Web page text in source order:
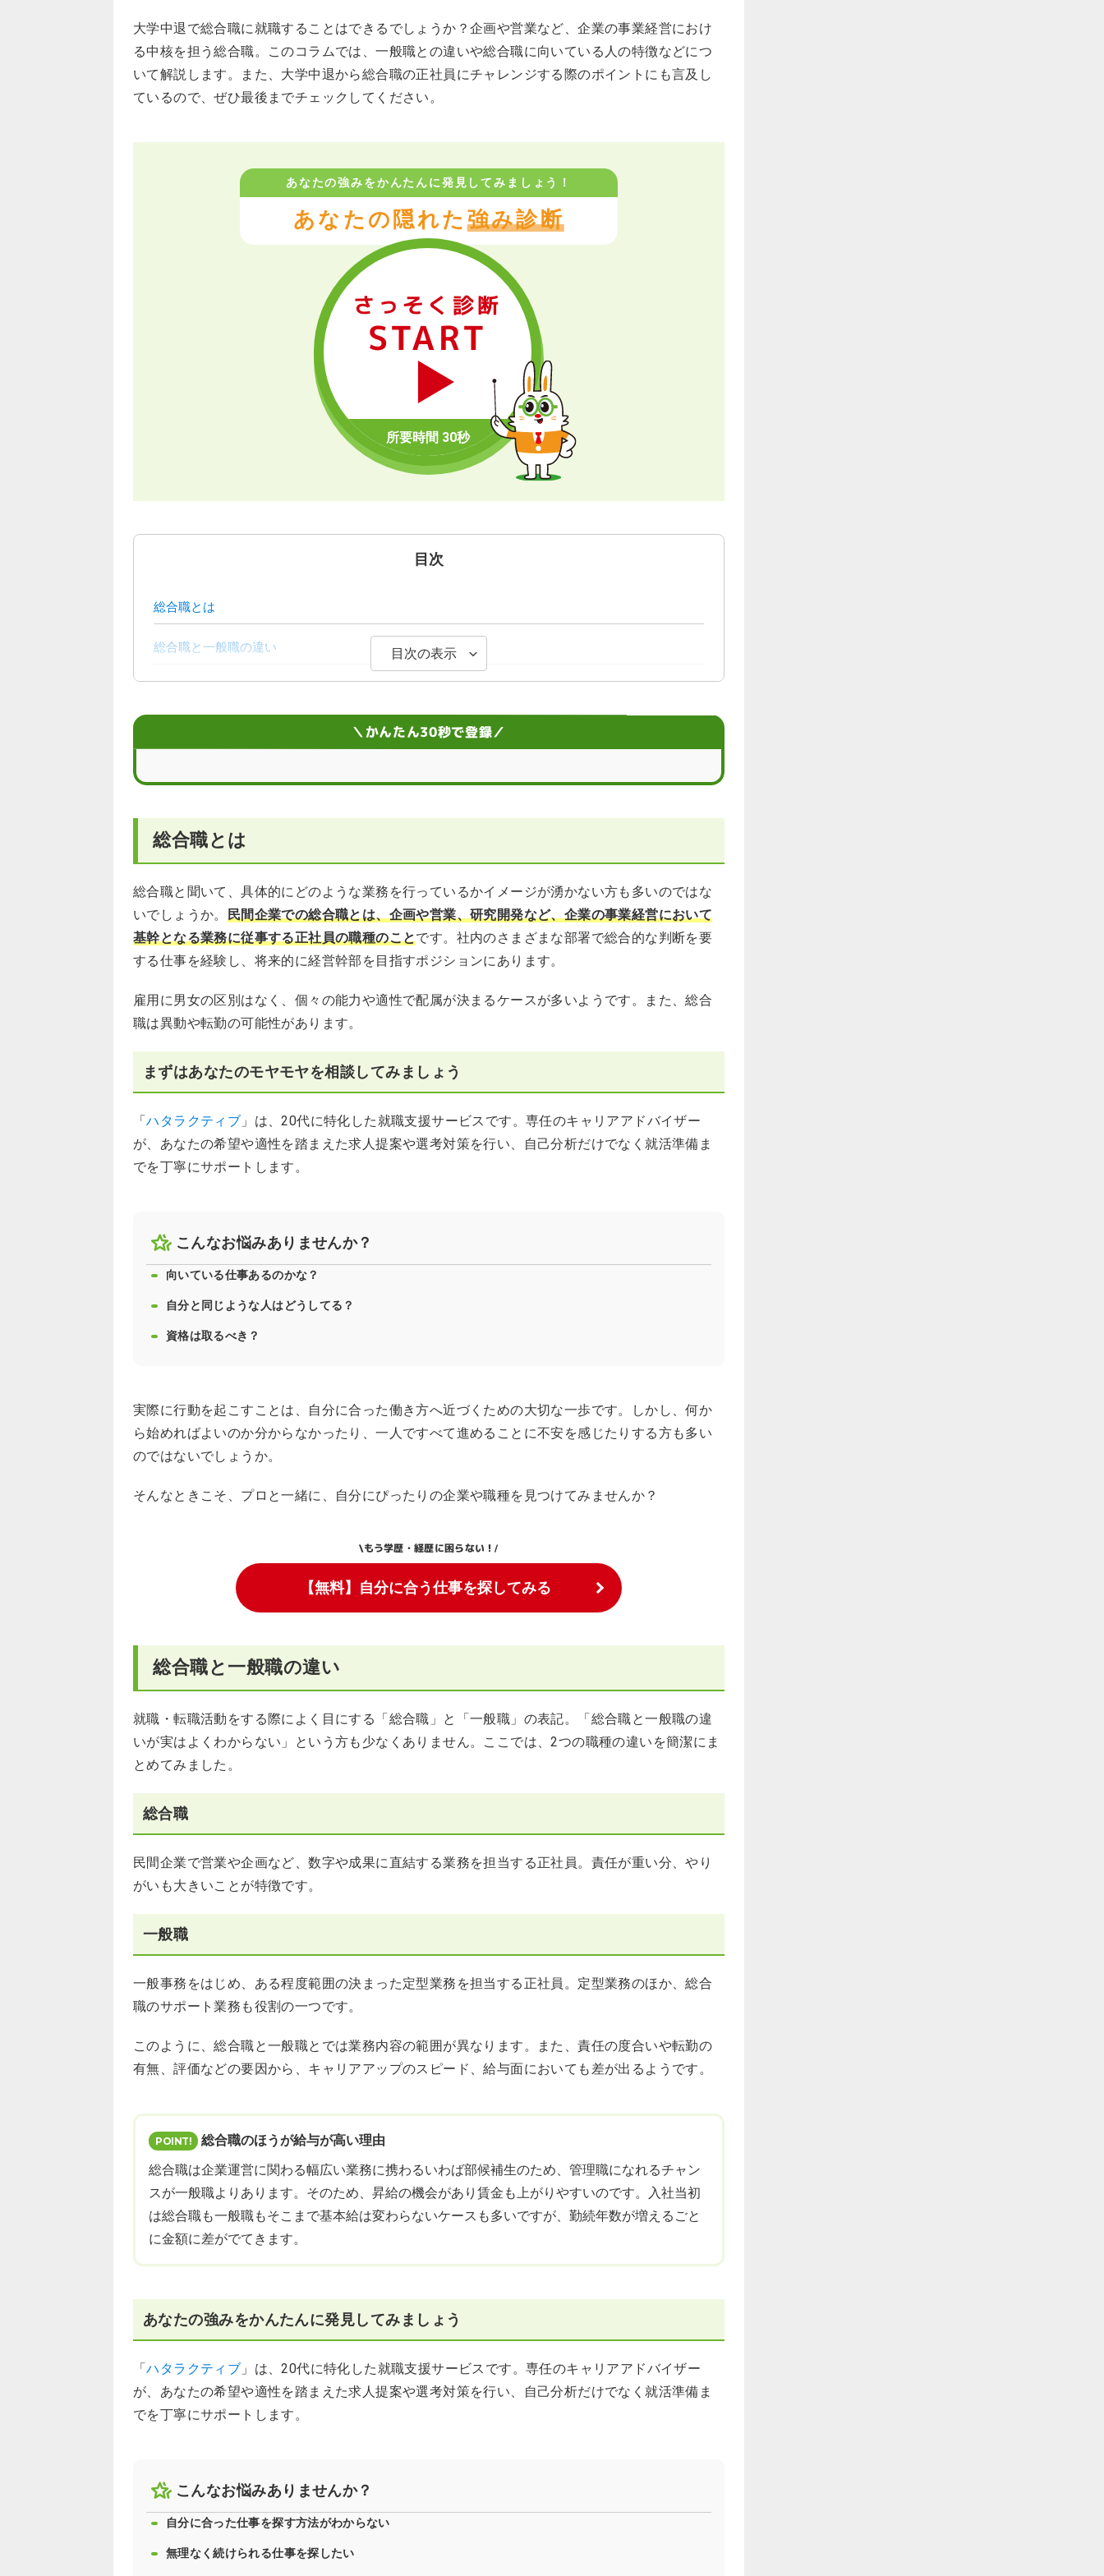
大学中退で総合職に就職することはできるでしょうか？企画や営業など、企業の事業経営におけ
る中核を担う総合職。このコラムでは、一般職との違いや総合職に向いている人の特徴などにつ
いて解説します。また、大学中退から総合職の正社員にチャレンジする際のポイントにも言及し
ているので、ぜひ最後までチェックしてください。
あなたの強みをかんたんに発見してみましょう！
あなたの隠れた強み診断
さっそく診断
START
目次
総合職とは
総合職と一般職の違い
大学中退から総合職に向けて就活するには
目次の表示
＼かんたん30秒で登録／
総合職とは
総合職と聞いて、具体的にどのような業務を行っているかイメージが湧かない方も多いのではな
いでしょうか。 民間企業での総合職とは、企画や営業、研究開発など、企業の事業経営において
基幹となる業務に従事する正社員の職種のことです。社内のさまざまな部署で総合的な判断を要
する仕事を経験し、将来的に経営幹部を目指すポジションにあります。
雇用に男女の区別はなく、個々の能力や適性で配属が決まるケースが多いようです。また、総合
職は異動や転勤の可能性があります。
まずはあなたのモヤモヤを相談してみましょう
「ハタラクティブ 」は、20代に特化した就職支援サービスです。専任のキャリアアドバイザー
が、あなたの希望や適性を踏まえた求人提案や選考対策を行い、自己分析だけでなく就活準備ま
でを丁寧にサポートします。
こんなお悩みありませんか？
向いている仕事あるのかな？
自分と同じような人はどうしてる？
資格は取るべき？
実際に行動を起こすことは、自分に合った働き方へ近づくための大切な一歩です。しかし、何か
ら始めればよいのか分からなかったり、一人ですべて進めることに不安を感じたりする方も多い
のではないでしょうか。
そんなときこそ、プロと一緒に、自分にぴったりの企業や職種を見つけてみませんか？
\もう学歴・経歴に困らない！/
【無料】自分に合う仕事を探してみる
総合職と一般職の違い
就職・転職活動をする際によく目にする「総合職」と「一般職」の表記。「総合職と一般職の違
いが実はよくわからない」という方も少なくありません。ここでは、2つの職種の違いを簡潔にま
とめてみました。
総合職
民間企業で営業や企画など、数字や成果に直結する業務を担当する正社員。責任が重い分、やり
がいも大きいことが特徴です。
一般職
一般事務をはじめ、ある程度範囲の決まった定型業務を担当する正社員。定型業務のほか、総合
職のサポート業務も役割の一つです。
このように、総合職と一般職とでは業務内容の範囲が異なります。また、責任の度合いや転勤の
有無、評価などの要因から、キャリアアップのスピード、給与面においても差が出るようです。
総合職のほうが給与が高い理由
総合職は企業運営に関わる幅広い業務に携わるいわば部候補生のため、管理職になれるチャン
スが一般職よりあります。そのため、昇給の機会があり賃金も上がりやすいのです。入社当初
は総合職も一般職もそこまで基本給は変わらないケースも多いですが、勤続年数が増えるごと
に金額に差がでてきます。
あなたの強みをかんたんに発見してみましょう
「ハタラクティブ 」は、20代に特化した就職支援サービスです。専任のキャリアアドバイザー
が、あなたの希望や適性を踏まえた求人提案や選考対策を行い、自己分析だけでなく就活準備ま
でを丁寧にサポートします。
こんなお悩みありませんか？
自分に合った仕事を探す方法がわからない
無理なく続けられる仕事を探したい